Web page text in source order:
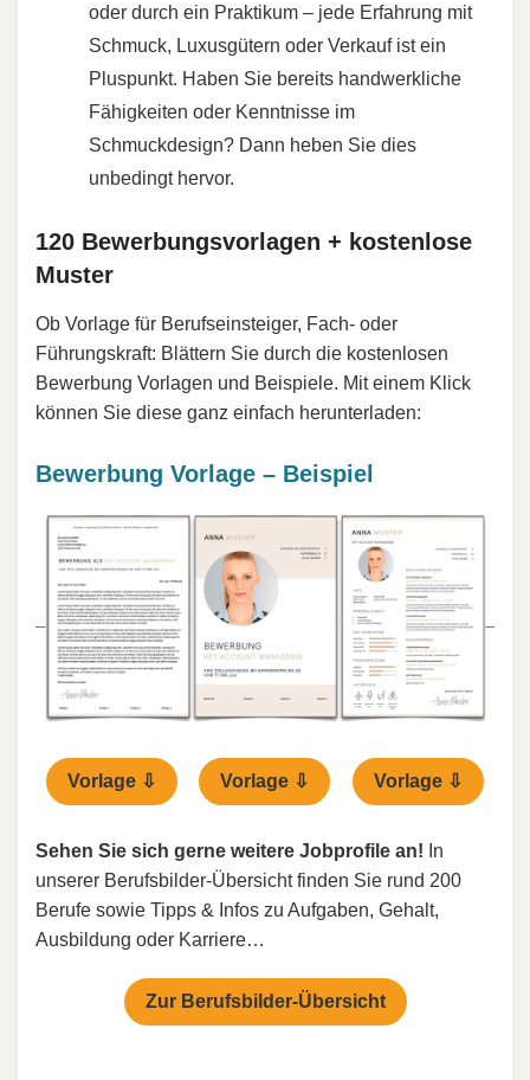
oder durch ein Praktikum – jede Erfahrung mit
Schmuck, Luxusgütern oder Verkauf ist ein
Pluspunkt. Haben Sie bereits handwerkliche
Fähigkeiten oder Kenntnisse im
Schmuckdesign? Dann heben Sie dies
unbedingt hervor.
120 Bewerbungsvorlagen + kostenlose
Muster
Ob Vorlage für Berufseinsteiger, Fach- oder
Führungskraft: Blättern Sie durch die kostenlosen
Bewerbung Vorlagen und Beispiele. Mit einem Klick
können Sie diese ganz einfach herunterladen:
Bewerbung Vorlage – Beispiel
Vorlage ⇩ Vorlage ⇩ Vorlage ⇩
Sehen Sie sich gerne weitere Jobprofile an! In
unserer Berufsbilder-Übersicht finden Sie rund 200
Berufe sowie Tipps & Infos zu Aufgaben, Gehalt,
Ausbildung oder Karriere…
Zur Berufsbilder-Übersicht